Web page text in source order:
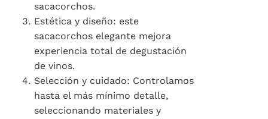
sacacorchos.
Estética y diseño: este
sacacorchos elegante mejora
experiencia total de degustación
de vinos.
Selección y cuidado: Controlamos
hasta el más mínimo detalle,
seleccionando materiales y